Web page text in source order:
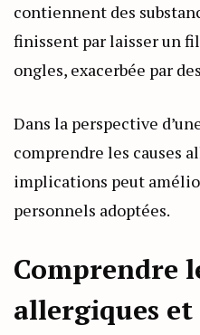
contiennent des
finissent par laisser un
ongles, exacerbée par des
Dans la perspective
comprendre les causes
implications peut
personnels adoptées.
Comprendre
allergiques et